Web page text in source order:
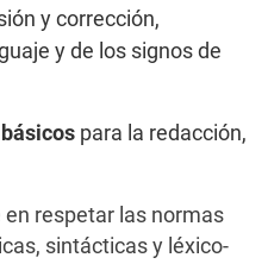
y corrección,
y de los signos de
para la redacción,
en respetar las normas
sintácticas y léxico-